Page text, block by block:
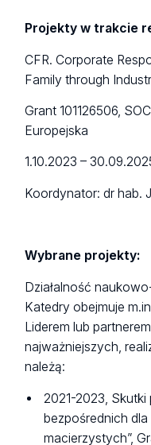
Projekty w trakcie
CFR. Corporate
Family through
Grant 101126506,
Europejska
1.10.2023 –
Koordynator: dr hab.
Wybrane projekty:
Działalność
Katedry obejmuje
Liderem lub
najważniejszych,
należą:
2021-2023,
bezpośrednich
macierzystych”,